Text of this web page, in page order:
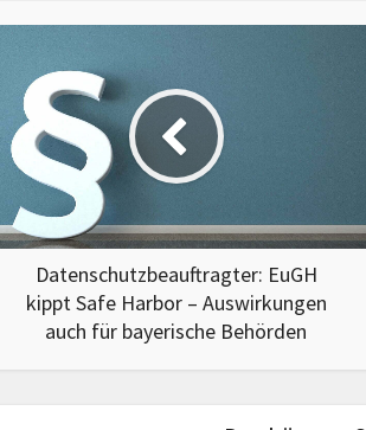
Datenschutzbeauftragter: EuGH
kippt Safe Harbor – Auswirkungen
auch für bayerische Behörden